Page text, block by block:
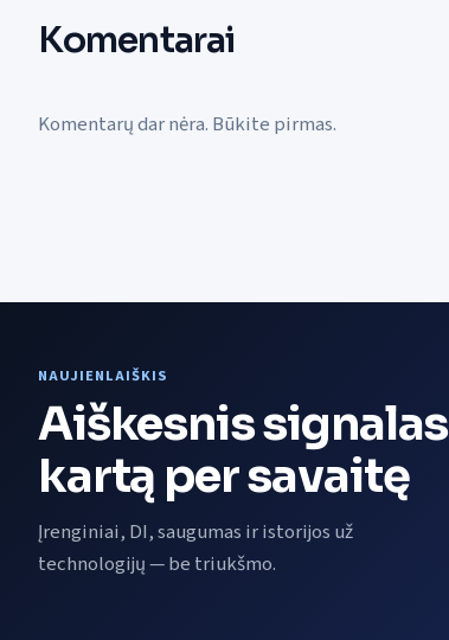
Komentarai
Komentarų dar nėra. Būkite pirmas.
NAUJIENLAIŠKIS
Aiškesnis signalas
kartą per savaitę
Įrenginiai, DI, saugumas ir istorijos už
technologijų — be triukšmo.